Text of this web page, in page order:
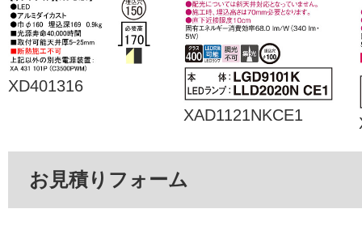
XD401316
XAD1121NKCE1
お見積りフォーム